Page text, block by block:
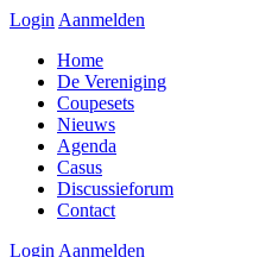
Login Aanmelden
Home
De Vereniging
Coupesets
Nieuws
Agenda
Casus
Discussieforum
Contact
Login Aanmelden